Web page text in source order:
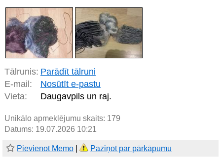
Tālrunis: Parādīt tālruni
E-mail:
Nosūtīt e-pastu
Vieta:
Daugavpils un raj.
Unikālo apmeklējumu skaits: 179
Datums: 19.07.2026 10:21
Pievienot Memo Paziņot par pārkāpumu